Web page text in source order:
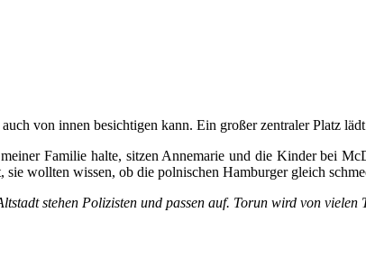
von innen besichtigen kann. Ein großer zentraler Platz
Familie halte, sitzen Annemarie und die Kinder bei
wollten wissen, ob die polnischen Hamburger gleich
stehen Polizisten und passen auf. Torun wird von